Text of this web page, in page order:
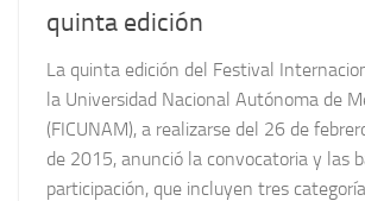
quinta edición
La quinta edición del Festival
la Universidad Nacional Autónoma de
(FICUNAM), a realizarse del 26 de
de 2015, anunció la convocatoria y las
participación, que incluyen tres